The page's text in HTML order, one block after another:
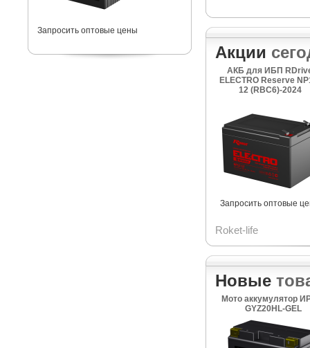
Запросить оптовые цены
Акции
АКБ для ИБП
ELECTRO Reserve
12 (RBC6)-2024
Запросить оптовые
Roket-life
Новые
Мото аккумулятор
GYZ20HL-GEL